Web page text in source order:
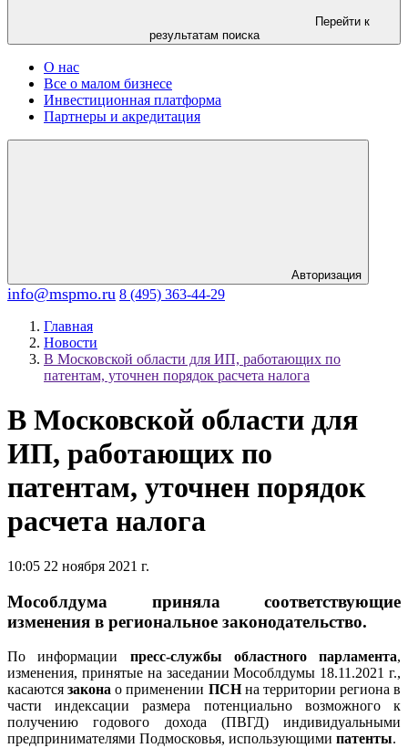
Перейти к
результатам поиска
О нас
Все о малом бизнесе
Инвестиционная платформа
Партнеры и акредитация
Авторизация
info@mspmo.ru 8 (495) 363-44-29
Главная
Новости
В Московской области для ИП, работающих по
патентам, уточнен порядок расчета налога
В Московской области для
ИП, работающих по
патентам, уточнен порядок
расчета налога
10:05 22 ноября 2021 г.
Мособлдума приняла соответствующие
изменения в региональное законодательство.
По информации пресс-службы областного парламента,
изменения, принятые на заседании Мособлдумы 18.11.2021 г.,
касаютсязакона о применении ПСНна территории региона в
части индексации размера потенциально возможного к
получению годового дохода (ПВГД) индивидуальными
предпринимателями Подмосковья, использующими патенты.